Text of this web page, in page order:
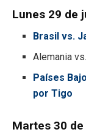
Lunes 29 de
Brasil vs.
Alemania
Países
por Tigo
Martes 30